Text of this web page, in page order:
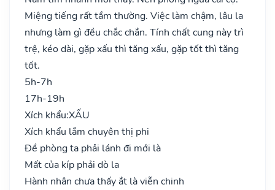
Miệng tiếng rất tầm thường. Việc làm chậm, lâu la
nhưng làm gì đều chắc chắn. Tính chất cung này trì
trệ, kéo dài, gặp xấu thì tăng xấu, gặp tốt thì tăng
tốt.
5h-7h
17h-19h
Xích khẩu:XẤU
Xích khẩu lắm chuyên thị phi
Đề phòng ta phải lánh đi mới là
Mất của kíp phải dò la
Hành nhân chưa thấy ắt là viễn chinh